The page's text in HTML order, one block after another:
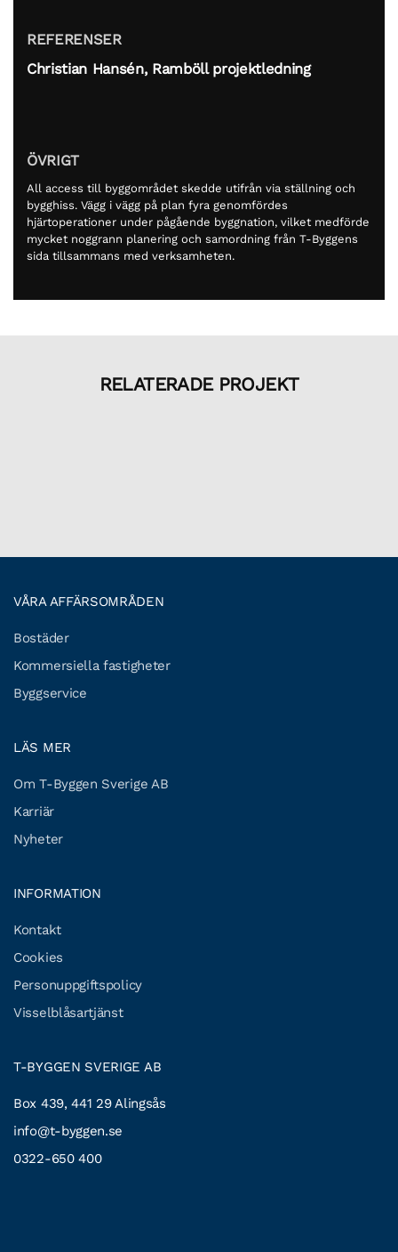
REFERENSER
Christian Hansén, Ramböll projektledning
ÖVRIGT
All access till byggområdet skedde utifrån via ställning och
bygghiss. Vägg i vägg på plan fyra genomfördes
hjärtoperationer under pågående byggnation, vilket medförde
mycket noggrann planering och samordning från T-Byggens
sida tillsammans med verksamheten.
RELATERADE PROJEKT
VÅRA AFFÄRSOMRÅDEN
Bostäder
Kommersiella fastigheter
Byggservice
LÄS MER
Om T-Byggen Sverige AB
Karriär
Nyheter
INFORMATION
Kontakt
Cookies
Personuppgiftspolicy
Visselblåsartjänst
T-BYGGEN SVERIGE AB
Box 439, 441 29 Alingsås
info@t-byggen.se
0322-650 400